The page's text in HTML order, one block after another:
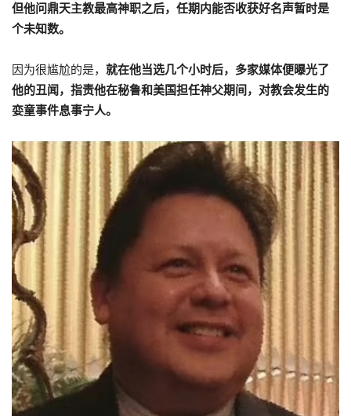
但他问鼎天主教最高神职之后，任期内能否收获好名声暂时是
个未知数。
因为很尴尬的是， 就在他当选几个小时后，多家媒体便曝光了
他的丑闻，指责他在秘鲁和美国担任神父期间，对教会发生的
娈童事件息事宁人。